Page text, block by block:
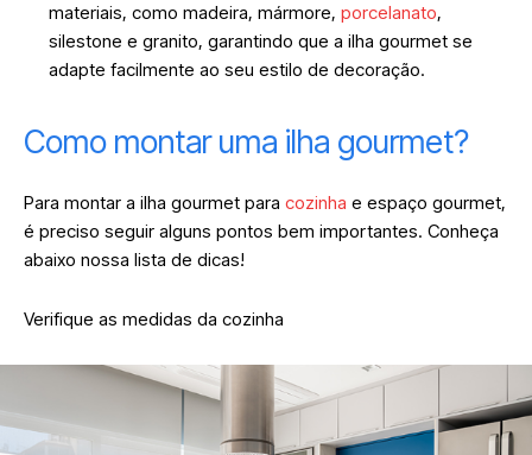
materiais, como madeira, mármore, porcelanato,
silestone e granito, garantindo que a ilha gourmet se
adapte facilmente ao seu estilo de decoração.
Como montar uma ilha gourmet?
Para montar a ilha gourmet para cozinha e espaço gourmet,
é preciso seguir alguns pontos bem importantes. Conheça
abaixo nossa lista de dicas!
Verifique as medidas da cozinha